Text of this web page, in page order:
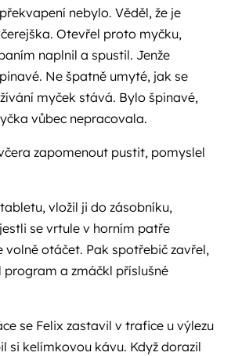
nebylo. Věděl, že je
Otevřel proto myčku,
naplnil a spustil. Jenže
Ne špatně umyté, jak se
myček stává. Bylo špinavé,
vůbec nepracovala.
zapomenout pustit, pomyslel
vložil ji do zásobníku,
se vrtule v horním patře
volně otáčet. Pak spotřebič zavřel,
a zmáčkl příslušné
se Felix zastavil v trafice u výlezu
si kelímkovou kávu. Když dorazil